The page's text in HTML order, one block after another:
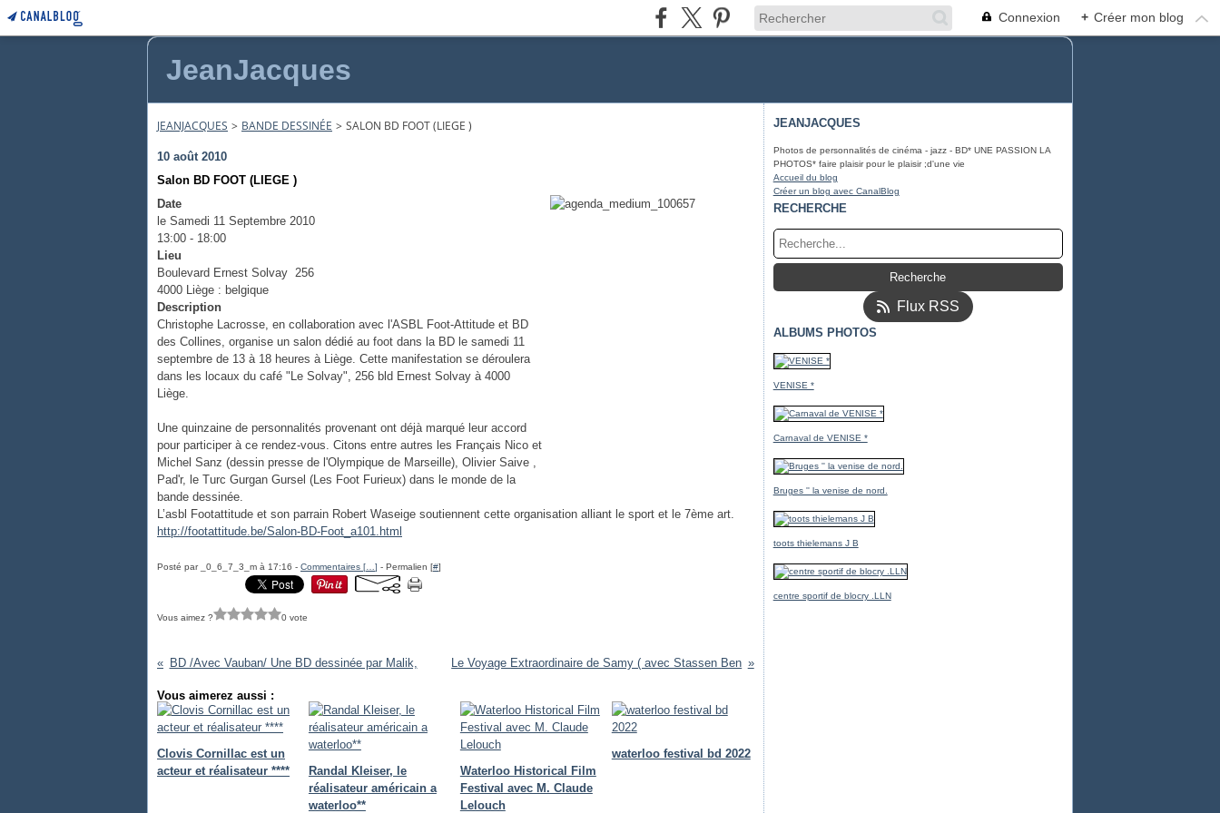
Connexion + Créer mon blog
JeanJacques
JEANJACQUES > BANDE DESSINÉE > SALON BD FOOT (LIEGE )
10 août 2010
Salon BD FOOT (LIEGE )
Date
le Samedi 11 Septembre 2010
13:00 - 18:00
Lieu
Boulevard Ernest Solvay 256
4000 Liège : belgique
Description
Christophe Lacrosse, en collaboration avec l'ASBL Foot-Attitude et BD
des Collines, organise un salon dédié au foot dans la BD le samedi 11
septembre de 13 à 18 heures à Liège. Cette manifestation se déroulera
dans les locaux du café "Le Solvay", 256 bld Ernest Solvay à 4000
Liège.
Une quinzaine de personnalités provenant ont déjà marqué leur accord
pour participer à ce rendez-vous. Citons entre autres les Français Nico et
Michel Sanz (dessin presse de l'Olympique de Marseille), Olivier Saive ,
Pad'r, le Turc Gurgan Gursel (Les Foot Furieux) dans le monde de la
bande dessinée.
L’asbl Footattitude et son parrain Robert Waseige soutiennent cette organisation alliant le sport et le 7ème art.
http://footattitude.be/Salon-BD-Foot_a101.html
Posté par _0_6_7_3_m à 17:16 - Commentaires [ ] - Permalien [#]
Vous aimez ? 0 vote
BD /Avec Vauban/ Une BD dessinée par Malik, Le Voyage Extraordinaire de Samy ( avec Stassen Ben
Vous aimerez aussi :
Clovis Cornillac est un
acteur et réalisateur ****
Randal Kleiser, le
réalisateur américain a
waterloo**
Waterloo Historical Film
Festival avec M. Claude
Lelouch
waterloo festival bd 2022
JEANJACQUES
Photos de personnalités de cinéma - jazz - BD* UNE PASSION LA
PHOTOS* faire plaisir pour le plaisir ;d'une vie
Accueil du blog
Créer un blog avec CanalBlog
RECHERCHE
Flux RSS
ALBUMS PHOTOS
VENISE *
Carnaval de VENISE *
Bruges '' la venise de nord.
toots thielemans J B
centre sportif de blocry .LLN